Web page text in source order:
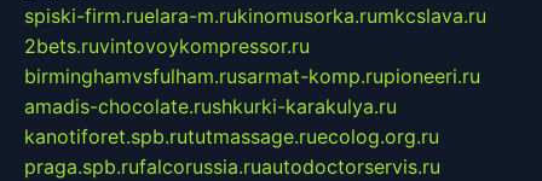
spiski-firm.ruelara-m.rukinomusorka.rumkcslava.ru
2bets.ruvintovoykompressor.ru
birminghamvsfulham.rusarmat-komp.rupioneeri.ru
amadis-chocolate.rushkurki-karakulya.ru
kanotiforet.spb.rututmassage.ruecolog.org.ru
praga.spb.rufalcorussia.ruautodoctorservis.ru